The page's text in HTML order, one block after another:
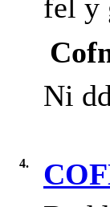
fel y
Ni
4.